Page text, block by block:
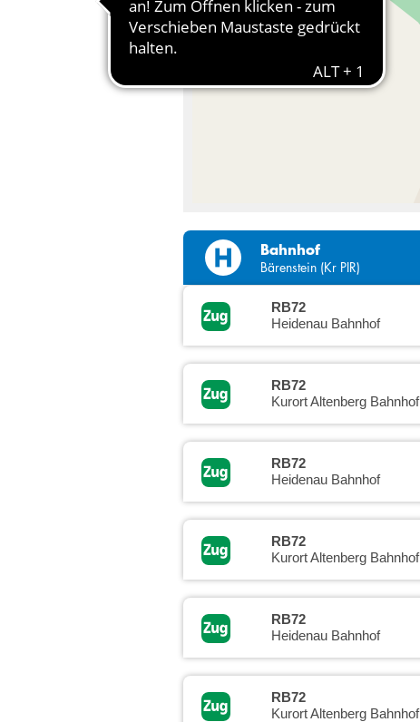
Bahnhof
Bärenstein (Kr PIR)
RB72
Heidenau Bahnhof
RB72
Kurort Altenberg Bahnhof
RB72
Heidenau Bahnhof
RB72
Kurort Altenberg Bahnhof
RB72
Heidenau Bahnhof
RB72
Kurort Altenberg Bahnhof